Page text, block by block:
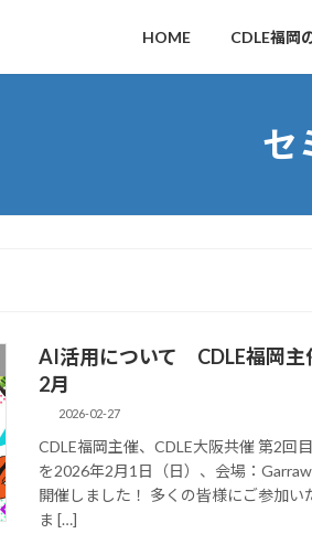
HOME CDLE福岡
セ
AI活用について CDLE福岡
2月
2026-02-27
CDLE福岡主催、CDLE大阪共催 第2回
を2026年2月1日（日）、会場：
開催しました！ 多くの皆様にご参加
ま […]